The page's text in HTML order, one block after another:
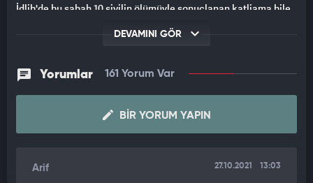
İdlib'de bu sabah 10 sivilin ölümüyle sonuçlanan katliama bile
İdlib'deki katliamın aynı anda gelmesinin tesadüf
olamayacağını belirterek "Neden bu haber sadece Anadolu
DÜNYA AJANSLARI DA HABERİ GEÇTİ
Ayşenur Arslan'ın "Öyle bir saldırı var da neden haber
DEVAMINI GÖR
Yorumlar 161 Yorum Var
BIR YORUM YAPIN
Arif 27.10.2021 13:03